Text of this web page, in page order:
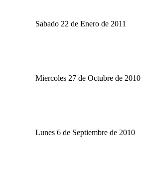
Sabado 22 de Enero de 2011
Miercoles 27 de Octubre de 2010
Lunes 6 de Septiembre de 2010